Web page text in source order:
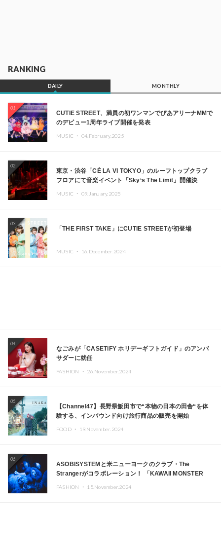
RANKING
DAILY MONTHLY
01
CUTIE STREET、満員の初ワンマンでぴあアリーナMMで
のデビュー1周年ライブ開催を発表
MUSIC ・ 04.February.2025
02
東京・渋谷「CÉ LA VI TOKYO」のルーフトップクラブ
フロアにて音楽イベント「Sky‘s The Limit」開催決
MUSIC ・ 09.January.2025
03
「THE FIRST TAKE」にCUTIE STREETが初登場
MUSIC ・ 16.December.2024
04
なごみが「CASETiFY ホリデーギフトガイド」のアンバ
サダーに就任
FASHION ・ 26.November.2024
05
【Channel47】長野県飯田市で“本物の日本の田舎“を体
験する、インバウンド向け旅行商品の販売を開始
FOOD ・ 19.November.2024
06
ASOBISYSTEMと米ニューヨークのクラブ・The
Strangerがコラボレーション！ 「KAWAII MONSTER
FASHION ・ 15.November.2024